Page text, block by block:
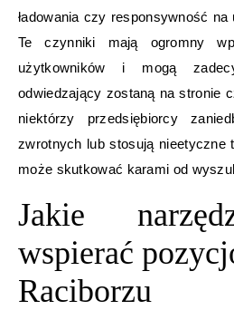
ładowania czy responsywność
Te czynniki mają ogromny
użytkowników i mogą
odwiedzający zostaną na stronie
niektórzy przedsiębiorcy
zwrotnych lub stosują nieetyczne
może skutkować karami od
Jakie
wspierać
Raciborzu